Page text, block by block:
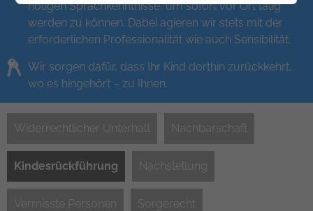
nötigen Sprachkenntnisse, um sofort vor Ort tätig
werden zu können. Dabei agieren wir stets mit der
erforderlichen Professionalität wie auch Sensibilität.
Wir sorgen dafür, dass Ihr Kind dorthin zurückkehrt,
wo es hingehört – zu Ihnen.
Widerrechtlicher Unterhalt Nachbarschaft
Kindesrückführung Nachstellung
Vermisste Personen Sorgerecht